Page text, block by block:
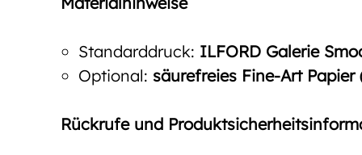
Standarddruck: ILFORD Galerie
Optional: säurefreies Fine-Art
Rückrufe und